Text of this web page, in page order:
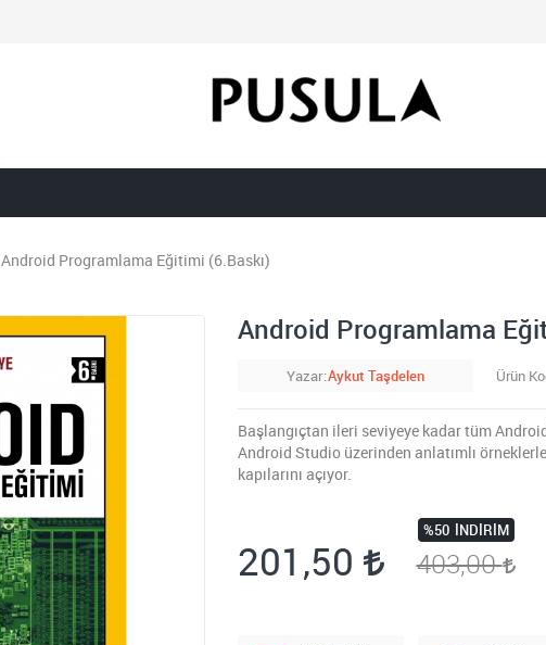
Android Programlama Eğitimi (6.Baskı)
Android Programlama
Yazar Aykut Taşdelen Ürün
Başlangıçtan ileri seviyeye kadar tüm
Android Studio üzerinden anlatımlı
kapılarını açıyor.
201,50
%50 İNDIRIM
403,00